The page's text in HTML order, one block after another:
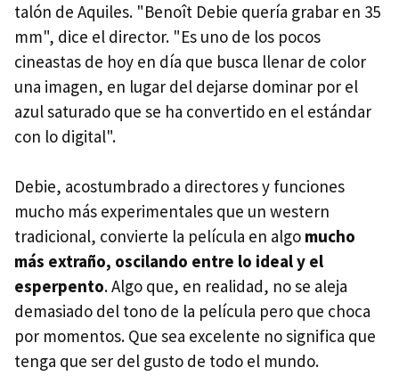
talón de Aquiles. "Benoît Debie quería grabar en 35
mm", dice el director. "Es uno de los pocos
cineastas de hoy en día que busca llenar de color
una imagen, en lugar del dejarse dominar por el
azul saturado que se ha convertido en el estándar
con lo digital".
Debie, acostumbrado a directores y funciones
mucho más experimentales que un western
tradicional, convierte la película en algo mucho
más extraño, oscilando entre lo ideal y el
esperpento. Algo que, en realidad, no se aleja
demasiado del tono de la película pero que choca
por momentos. Que sea excelente no significa que
tenga que ser del gusto de todo el mundo.